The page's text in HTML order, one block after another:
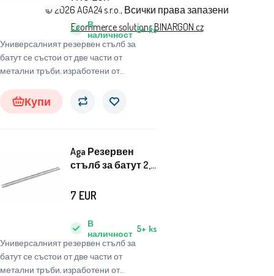
Универсалният резервен стълб за
батут се състои от две части от
метални тръби, изработени от
стомана.
В
наличност 5+ ks
Купи
Aga Резервен
стълб за батут 2,5
см
Универсалният резервен стълб за
батут се състои от две части от
метални тръби, изработени от
В
наличност 5+ ks
7 EUR
© 2026 AGA24 s.r.o., Всички права запазени
Ecommerce solutionsBINARGON.cz